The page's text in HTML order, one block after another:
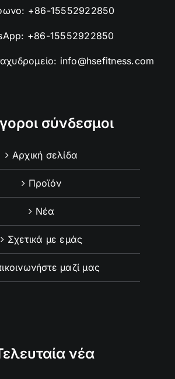
+86-15552922850
+86-15552922850
info@hsefitness.com
σύνδεσμοι
Αρχική σελίδα
Προϊόν
Νέα
Σχετικά με εμάς
μαζί μας
νέα